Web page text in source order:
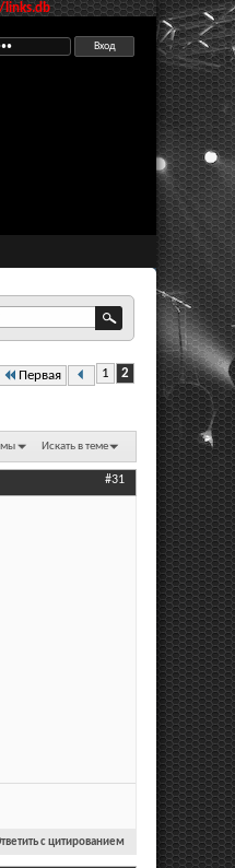
links.db
Первая 1 2
Искать в теме
#31
с цитированием